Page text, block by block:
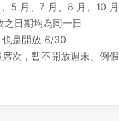
5 月、7 月、8 月、10
日期均為同一日
是開放 6/30
次，暫不開放週末、例
先不要